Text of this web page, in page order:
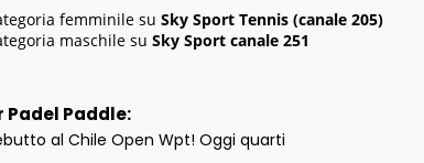
femminile su Sky Sport Tennis (canale 205)
maschile su Sky Sport canale 251
Paddle:
al Chile Open Wpt! Oggi quarti